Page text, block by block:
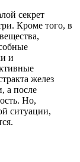
секрет
Кроме того, в
и
желез
а после
Но,
ситуации,